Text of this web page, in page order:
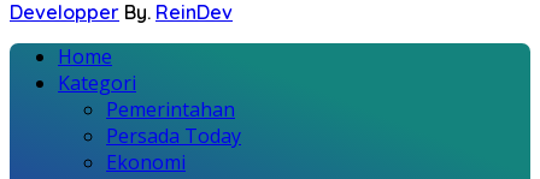
Developper By. ReinDev
Home
Kategori
Pemerintahan
Persada Today
Ekonomi